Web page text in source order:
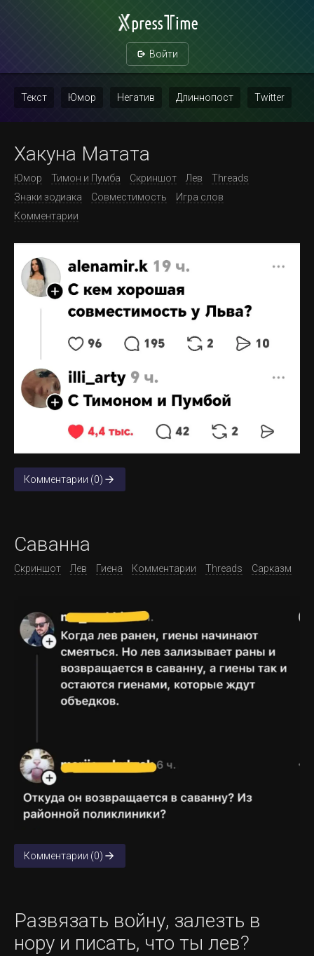
Войти
Текст Юмор Негатив Длиннопост Twitter
Повтор
Хакуна Матата
Юмор Тимон и Пумба Скриншот Лев
Threads
Знаки зодиака
Совместимость
Игра слов
Комментарии
Комментарии (0)
Саванна
Скриншот Лев Гиена Комментарии Threads Сарказм
Комментарии (0)
Развязать войну, залезть в
нору и писать, что ты лев?